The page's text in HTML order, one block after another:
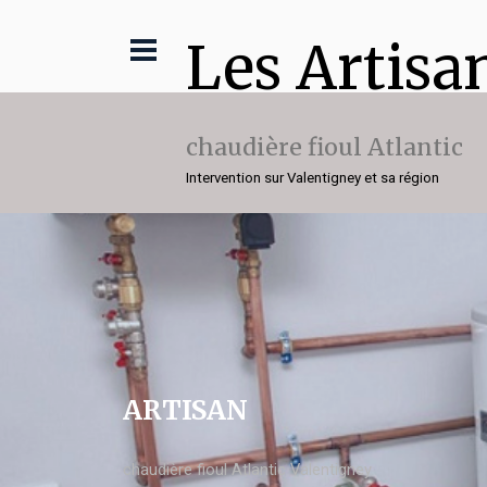
Les
chaudière fioul Atlantic
Intervention sur Valentigney et sa région
ARTISAN
chaudière fioul Atlantic Valentigney